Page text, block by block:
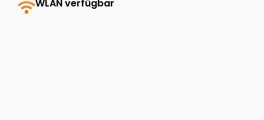
wifiWLAN verfügbar